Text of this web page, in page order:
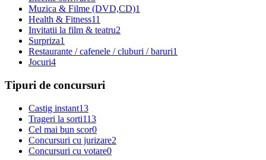
Muzica & Filme (DVD,CD)1
Health & Fitness11
Invitatii la film & teatru2
Surpriza1
Restaurante / cafenele / cluburi / baruri1
Jocuri4
Tipuri de concursuri
Castig instant13
Trageri la sorti113
Cel mai bun scor0
Concursuri cu jurizare2
Concursuri cu votare0